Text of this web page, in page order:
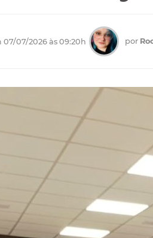
07/07/2026 às 09:20h por